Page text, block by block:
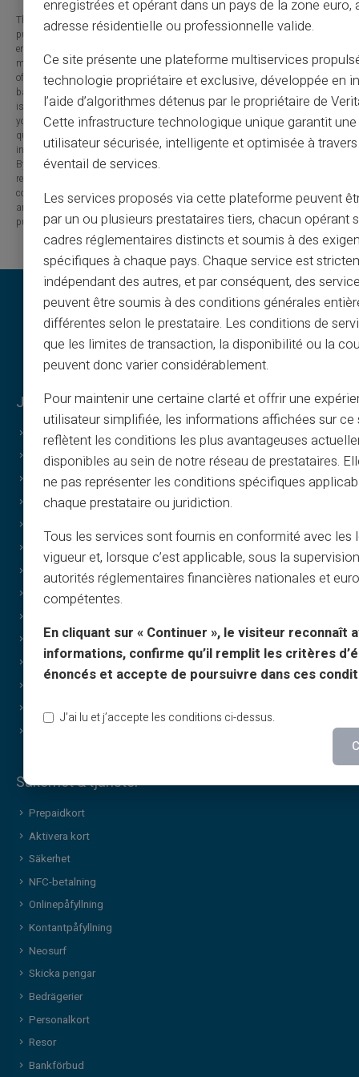
The information provided on this blog is presented for informational
purposes only and has no contractual or legal value. Although we strive to
ensure the accuracy, completeness and updating of the published content, it
may contain errors, omissions or inaccuracies. Carte Veritas and the authors
of the articles cannot be held responsible for decisions or actions taken
based on the information contained in this blog. Any use of this information
is made at your own risk and under your sole responsibility. We encourage
you to consult a qualified professional or an expert for any important
question or decision relating to the subjects discussed. In addition, the
information presented on this site may be modified or updated without notice.
By visiting this blog, you agree that Carte Veritas and its partners are
released from any liability concerning losses, direct or indirect damages, or
consequences arising from the use of the contents of this site, whether they
are linked to errors, omissions or the interpretation of the information
published.
Juridik & villkor
Allmänna villkor
Juridisk info
Integritet
Användarvillkor
Guider
Villkor – värvning
Presentkort
Cashback
Partner
Veritas fördelar
Varför VERITAS
IBAN & RIB
3D Secure
Gåvor
Diskreta köp
Delning
Tjänster & nyheter
Säkerhet & tjänster
Prepaidkort
Aktivera kort
Säkerhet
NFC-betalning
Onlinepåfyllning
Kontantpåfyllning
Neosurf
Skicka pengar
Bedrägerier
Personalkort
Resor
Bankförbud
enregistrées et opérant dans un pays de la zone euro,
adresse résidentielle ou professionnelle valide.
Ce site présente une plateforme multiservices
technologie propriétaire et exclusive, développée en
l’aide d’algorithmes détenus par le propriétaire de
Cette infrastructure technologique unique garantit
utilisateur sécurisée, intelligente et optimisée à
éventail de services.
Les services proposés via cette plateforme peuvent
par un ou plusieurs prestataires tiers, chacun opérant
cadres réglementaires distincts et soumis à des
spécifiques à chaque pays. Chaque service est
indépendant des autres, et par conséquent, des
peuvent être soumis à des conditions générales
différentes selon le prestataire. Les conditions de
que les limites de transaction, la disponibilité ou la
peuvent donc varier considérablement.
Pour maintenir une certaine clarté et offrir une
utilisateur simplifiée, les informations affichées sur ce
reflètent les conditions les plus avantageuses
disponibles au sein de notre réseau de prestataires.
ne pas représenter les conditions spécifiques
chaque prestataire ou juridiction.
Tous les services sont fournis en conformité avec les
vigueur et, lorsque c’est applicable, sous la
autorités réglementaires financières nationales et
compétentes.
En cliquant sur « Continuer », le visiteur reconnaît
informations, confirme qu’il remplit les critères
énoncés et accepte de poursuivre dans ces
J’ai lu et j’accepte les conditions ci-dessus.